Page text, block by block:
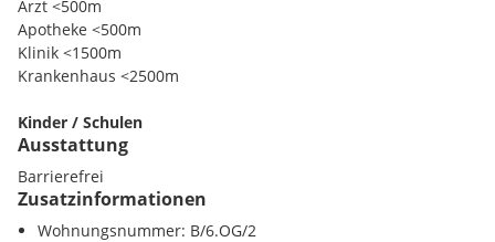
Büroeinheiten mit
Das Erdgeschoss des Gebäudes bietet ein Restaurant, einen
Lounge. Die Umgebung sorgt für beste Infrastruktur, die den
täglichen Bedarf hervorragend abdeckt - Gastronomie,
Bäckereien, Bank, Trafik und eine Apotheke runden den
Standort ab. Das beliebte Erholungsgebiet, der
und die gegenüber gelegene
Steinwurf entfernt.
Arzt <500m
Apotheke <500m
Klinik <1500m
Krankenhaus <2500m
Kinder / Schulen
Schule <500m
Kindergarten <500m
Universität <2000m
Ausstattung
Barrierefrei
Zusatzinformationen
Wohnungsnummer: B/6.OG/2